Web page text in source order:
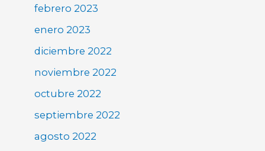
febrero 2023
enero 2023
diciembre 2022
noviembre 2022
octubre 2022
septiembre 2022
agosto 2022